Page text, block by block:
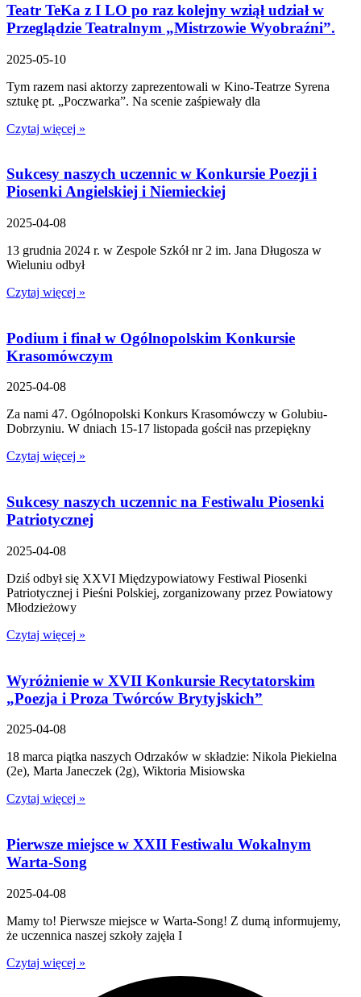
Teatr TeKa z I LO po raz kolejny wziął udział w
Przeglądzie Teatralnym „Mistrzowie Wyobraźni”.
2025-05-10
Tym razem nasi aktorzy zaprezentowali w Kino-Teatrze Syrena
sztukę pt. „Poczwarka”. Na scenie zaśpiewały dla
Czytaj więcej »
Sukcesy naszych uczennic w Konkursie Poezji i
Piosenki Angielskiej i Niemieckiej
2025-04-08
13 grudnia 2024 r. w Zespole Szkół nr 2 im. Jana Długosza w
Wieluniu odbył
Czytaj więcej »
Podium i finał w Ogólnopolskim Konkursie
Krasomówczym
2025-04-08
Za nami 47. Ogólnopolski Konkurs Krasomówczy w Golubiu-
Dobrzyniu. W dniach 15-17 listopada gościł nas przepiękny
Czytaj więcej »
Sukcesy naszych uczennic na Festiwalu Piosenki
Patriotycznej
2025-04-08
Dziś odbył się XXVI Międzypowiatowy Festiwal Piosenki
Patriotycznej i Pieśni Polskiej, zorganizowany przez Powiatowy
Młodzieżowy
Czytaj więcej »
Wyróżnienie w XVII Konkursie Recytatorskim
„Poezja i Proza Twórców Brytyjskich”
2025-04-08
18 marca piątka naszych Odrzaków w składzie: Nikola Piekielna
(2e), Marta Janeczek (2g), Wiktoria Misiowska
Czytaj więcej »
Pierwsze miejsce w XXII Festiwalu Wokalnym
Warta-Song
2025-04-08
Mamy to! Pierwsze miejsce w Warta-Song! Z dumą informujemy,
że uczennica naszej szkoły zajęła I
Czytaj więcej »